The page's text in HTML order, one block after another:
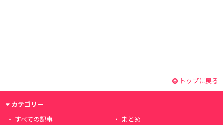
トップに戻る
カテゴリー
すべての記事
まとめ